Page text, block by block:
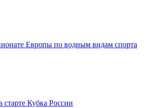
Европы по водным видам спорта
Кубка России